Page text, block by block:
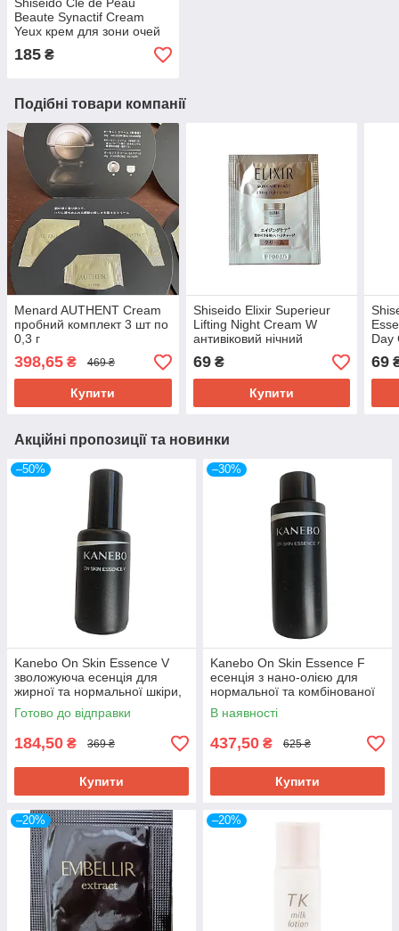
Shiseido Cle de Peau
Beaute Synactif Cream
Yeux крем для зони очей
пробник 0,2 г
185 ₴
Подібні товари компанії
Menard AUTHENT Cream
пробний комплект 3 шт по
0,3 г
398,65 ₴ 469 ₴
Купити
Shiseido Elixir Superieur
Lifting Night Cream W
антивіковий нічний
ліфтинг крем, пробник 0,3
г
69₴
Купити
Day
69
Акційні пропозиції та новинки
–50%
Kanebo On Skin Essence V
зволожуюча есенція для
жирної та нормальної шкіри,
пробник 10 мл
Готово до відправки
184,50 ₴ 369 ₴
Купити
–30%
Kanebo On Skin Essence F
есенція з нано-олією для
нормальної та комбінованої
шкіри, пробник 20 мл
В наявності
437,50 ₴ 625 ₴
Купити
–20% –20%